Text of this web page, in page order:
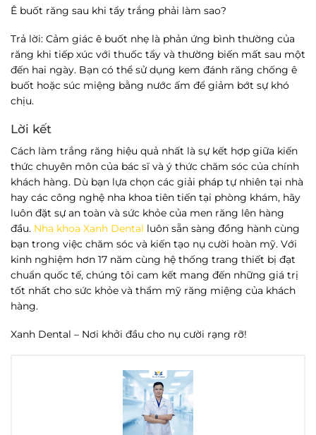
Ê buốt răng sau khi tẩy trắng phải làm sao?
Trả lời: Cảm giác ê buốt nhẹ là phản ứng bình thường của
răng khi tiếp xúc với thuốc tẩy và thường biến mất sau một
đến hai ngày. Bạn có thể sử dụng kem đánh răng chống ê
buốt hoặc súc miệng bằng nước ấm để giảm bớt sự khó
chịu.
Lời kết
Cách làm trắng răng hiệu quả nhất là sự kết hợp giữa kiến
thức chuyên môn của bác sĩ và ý thức chăm sóc của chính
khách hàng. Dù bạn lựa chọn các giải pháp tự nhiên tại nhà
hay các công nghệ nha khoa tiên tiến tại phòng khám, hãy
luôn đặt sự an toàn và sức khỏe của men răng lên hàng
đầu. Nha khoa Xanh Dental luôn sẵn sàng đồng hành cùng
bạn trong việc chăm sóc và kiến tạo nụ cười hoàn mỹ. Với
kinh nghiệm hơn 17 năm cùng hệ thống trang thiết bị đạt
chuẩn quốc tế, chúng tôi cam kết mang đến những giá trị
tốt nhất cho sức khỏe và thẩm mỹ răng miệng của khách
hàng.
Xanh Dental – Nơi khởi đầu cho nụ cười rạng rỡ!